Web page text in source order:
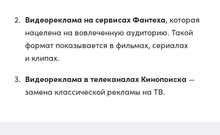
Видеореклама на сервисах Фантеха, которая
нацелена на вовлеченную аудиторию. Такой
формат показывается в фильмах, сериалах
и клипах.
Видеореклама в телеканалах Кинопоиска —
замена классической рекламы на ТВ.